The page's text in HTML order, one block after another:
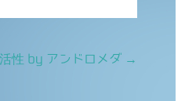
性 by アンドロメダ →